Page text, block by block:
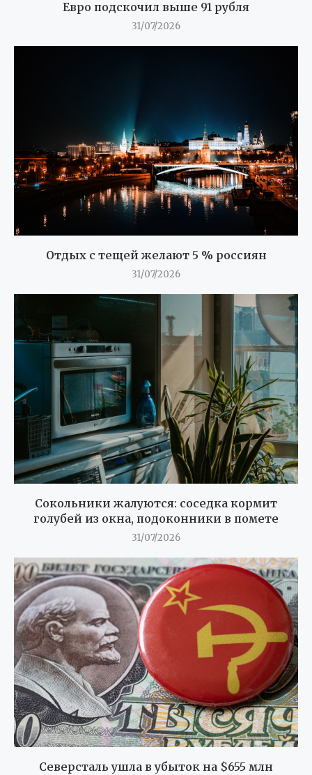
Евро подскочил выше 91 рубля
31/07/2026
Отдых с тещей желают 5 % россиян
31/07/2026
Сокольники жалуются: соседка кормит
голубей из окна, подоконники в помете
31/07/2026
Северсталь ушла в убыток на $655 млн